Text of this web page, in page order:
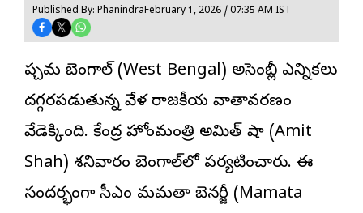
Published By: PhanindraFebruary 1, 2026 / 07:35 AM IST
పశ్చిమ బెంగాల్ (West Bengal) అసెంబ్లీ ఎన్నికలు
దగ్గరపడుతున్న వేళ రాజకీయ వాతావరణం
వేడెక్కింది. కేంద్ర హోంమంత్రి అమిత్ షా (Amit
Shah) శనివారం బెంగాల్‌లో పర్యటించారు. ఈ
సందర్భంగా సీఎం మమతా బెనర్జీ (Mamata